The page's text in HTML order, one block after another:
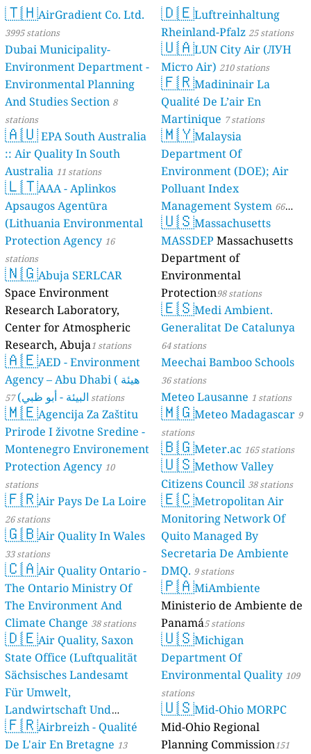
🇹🇭AirGradient Co. Ltd.
3995 stations
Dubai Municipality-
Environment Department -
Environmental Planning
And Studies Section 8
stations
🇦🇺EPA South Australia
:: Air Quality In South
Australia 11 stations
🇱🇹AAA - Aplinkos
Apsaugos Agentūra
(Lithuania Environmental
Protection Agency 16
stations
🇳🇬Abuja SERLCAR
Space Environment
Research Laboratory,
Center for Atmospheric
Research, Abuja1 stations
🇦🇪AED - Environment
Agency – Abu Dhabi ( هيئة
البيئة - أبو ظبي) 57 stations
🇲🇪Agencija Za Zaštitu
Prirode I životne Sredine -
Montenegro Environement
Protection Agency 10
stations
🇫🇷Air Pays De La Loire
26 stations
🇬🇧Air Quality In Wales
33 stations
🇨🇦Air Quality Ontario -
The Ontario Ministry Of
The Environment And
Climate Change 38 stations
🇩🇪Air Quality, Saxon
State Office (Luftqualität
Sächsisches Landesamt
Für Umwelt,
Landwirtschaft Und
Geologie) 50 stations
🇫🇷Airbreizh - Qualité
De L'air En Bretagne 13
🇩🇪Luftreinhaltung
Rheinland-Pfalz 25 stations
🇺🇦LUN City Air (ЛУН
Місто Air) 210 stations
🇫🇷Madininair La
Qualité De L’air En
Martinique 7 stations
🇲🇾Malaysia
Department Of
Environment (DOE); Air
Polluant Index
Management System 66
stations
🇺🇸Massachusetts
MASSDEP Massachusetts
Department of
Environmental
Protection98 stations
🇪🇸Medi Ambient.
Generalitat De Catalunya
64 stations
Meechai Bamboo Schools
36 stations
Meteo Lausanne 1 stations
🇲🇬Meteo Madagascar 9
stations
🇧🇬Meter.ac 165 stations
🇺🇸Methow Valley
Citizens Council 38 stations
🇪🇨Metropolitan Air
Monitoring Network Of
Quito Managed By
Secretaria De Ambiente
DMQ. 9 stations
🇵🇦MiAmbiente
Ministerio de Ambiente de
Panamá5 stations
🇺🇸Michigan
Department Of
Environmental Quality 109
stations
🇺🇸Mid-Ohio MORPC
Mid-Ohio Regional
Planning Commission151